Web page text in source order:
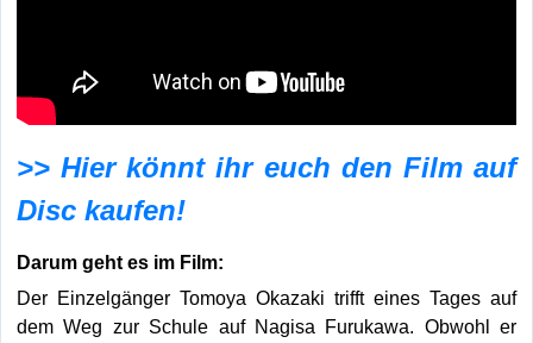
>> Hier könnt ihr euch den Film auf
Disc kaufen!
Darum geht es im Film:
Der Einzelgänger Tomoya Okazaki trifft eines Tages auf
dem Weg zur Schule auf Nagisa Furukawa. Obwohl er